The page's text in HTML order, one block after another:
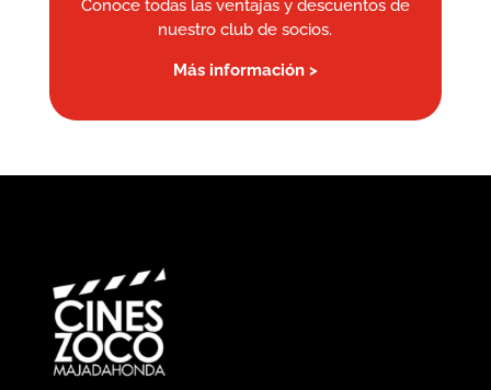
Conoce todas las ventajas y descuentos de
nuestro club de socios.
Más información >